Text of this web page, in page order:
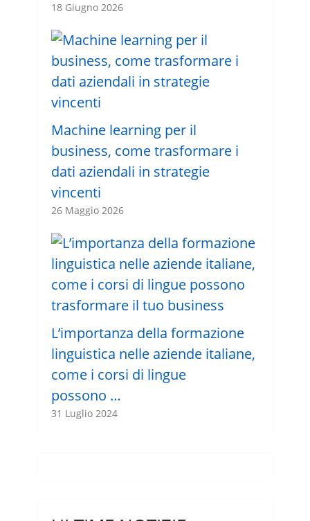
18 Giugno 2026
Machine learning per il
business, come trasformare i
dati aziendali in strategie
vincenti
26 Maggio 2026
L’importanza della formazione
linguistica nelle aziende italiane,
come i corsi di lingue
possono …
31 Luglio 2024